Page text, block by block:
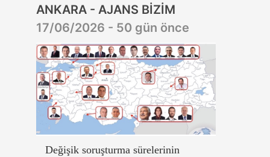
ANKARA - AJANS BİZİM
17/06/2026 - 50 gün önce
Değişik soruşturma sürelerinin